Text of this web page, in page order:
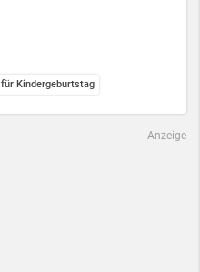
Kindergeburtstag
Anzeige